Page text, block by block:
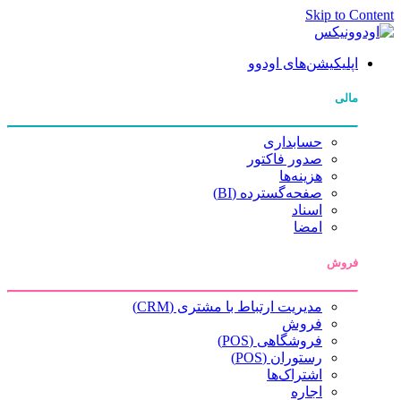
Skip to Content
اپلیکیشن‌های اودوو
مالی
حسابداری
صدور فاکتور
هزینه‌ها
صفحه‌گسترده (BI)
اسناد
امضا
فروش
مدیریت ارتباط با مشتری (CRM)
فروش
فروشگاهی (POS)
رستوران (POS)
اشتراک‌ها
اجاره